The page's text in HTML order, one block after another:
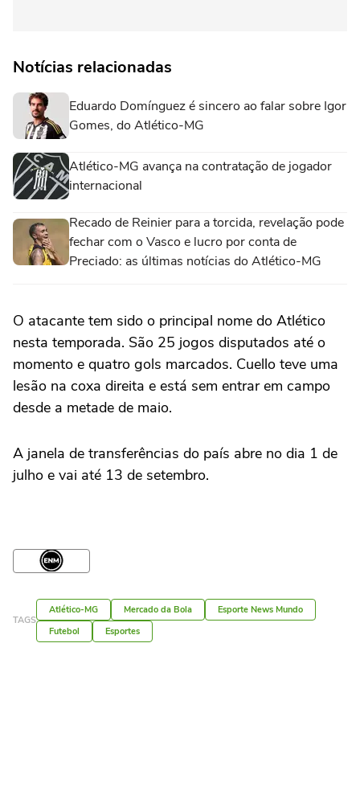
Notícias relacionadas
Eduardo Domínguez é sincero ao falar sobre Igor
Gomes, do Atlético-MG
Atlético-MG avança na contratação de jogador
internacional
Recado de Reinier para a torcida, revelação pode
fechar com o Vasco e lucro por conta de
Preciado: as últimas notícias do Atlético-MG
O atacante tem sido o principal nome do Atlético
nesta temporada. São 25 jogos disputados até o
momento e quatro gols marcados. Cuello teve uma
lesão na coxa direita e está sem entrar em campo
desde a metade de maio.
A janela de transferências do país abre no dia 1 de
julho e vai até 13 de setembro.
TAGS
Atlético-MG Mercado da Bola
Esporte News Mundo
Futebol
Esportes